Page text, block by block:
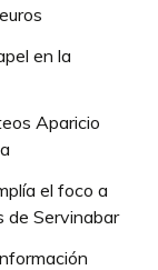
en la
Aparicio
el foco a
de Servinabar